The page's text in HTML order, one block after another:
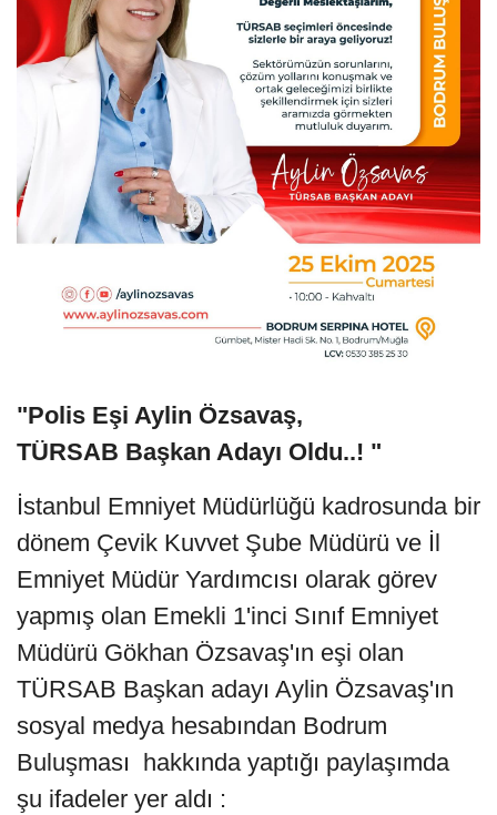
"Polis Eşi Aylin Özsavaş,
TÜRSAB Başkan Adayı Oldu..! "
İstanbul Emniyet Müdürlüğü kadrosunda bir
dönem Çevik Kuvvet Şube Müdürü ve İl
Emniyet Müdür Yardımcısı olarak görev
yapmış olan Emekli 1'inci Sınıf Emniyet
Müdürü Gökhan Özsavaş'ın eşi olan
TÜRSAB Başkan adayı Aylin Özsavaş'ın
sosyal medya hesabından Bodrum
Buluşması hakkında yaptığı paylaşımda
şu ifadeler yer aldı :